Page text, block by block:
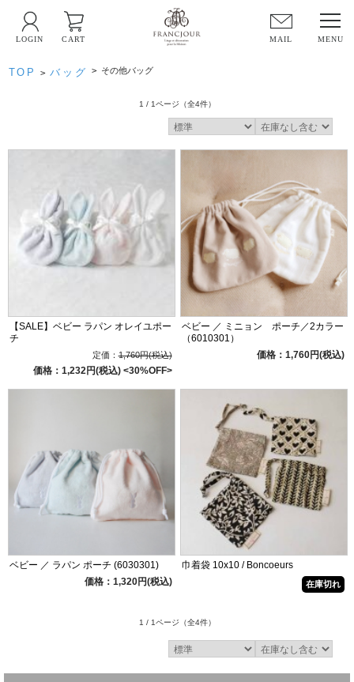
MAIL
LOGIN CART
TOP > バッグ > その他バッグ
1 / 1ページ （全4件）
【SALE】ベビー ラパン オレイユポー
チ
定価：1,760円(税込)
価格：1,232円(税込) <30%OFF>
ベビー ／ ミニョン ポーチ／2カラー
（6010301）
価格：1,760円(税込)
ベビー ／ ラパン ポーチ (6030301)
価格：1,320円(税込)
巾着袋 10x10 / Boncoeurs
在庫切れ
1 / 1ページ （全4件）